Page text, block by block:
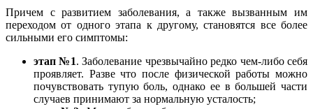
Причем с развитием заболевания, а также вызванным им
переходом от одного этапа к другому, становятся все более
сильными его симптомы:
этап№1. Заболевание чрезвычайно редко чем-либо себя
проявляет. Разве что после физической работы можно
почувствовать тупую боль, однако ее в большей части
случаев принимают за нормальную усталость;